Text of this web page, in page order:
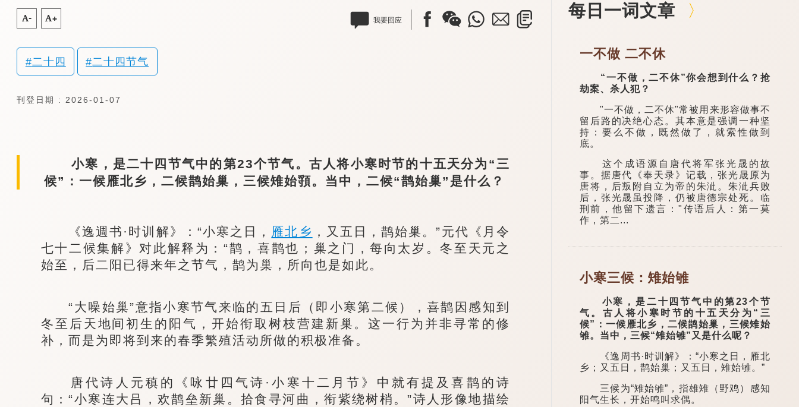
A- A+ 我要回应
二十四 二十四节气
刊登日期 : 2026-01-07
小寒，是二十四节气中的第23个节气。古人将小寒时节的十五天分为“三
候”：一候雁北乡，二候鹊始巢，三候雉始頱。当中，二候“鹊始巢”是什么？
《逸週书·时训解》：“小寒之日， 雁北乡 ，又五日，鹊始巢。”元代《月令
七十二候集解》对此解释为：“鹊，喜鹊也；巢之门，每向太岁。冬至天元之
始至，后二阳已得来年之节气，鹊为巢，所向也是如此。
“大噪始巢”意指小寒节气来临的五日后（即小寒第二候），喜鹊因感知到
冬至后天地间初生的阳气，开始衔取树枝营建新巢。这一行为并非寻常的修
补，而是为即将到来的春季繁殖活动所做的积极准备。
唐代诗人元稹的《咏廿四气诗·小寒十二月节》中就有提及喜鹊的诗
句：“小寒连大吕，欢鹊垒新巢。拾食寻河曲，衔紫绕树梢。”诗人形像地描绘
每日一词文章
一不做 二不休
“一不做，二不休”你会想到什么？抢
劫案、杀人犯？
"一不做，二不休"常被用来形容做事不
留后路的决绝心态。其本意是强调一种坚
持：要么不做，既然做了，就索性做到
底。
这个成语源自唐代将军张光晟的故
事。据唐代《奉天录》记载，张光晟原为
唐将，后叛附自立为帝的朱泚。朱泚兵败
后，张光晟虽投降，仍被唐德宗处死。临
刑前，他留下遗言："传语后人：第一莫
作，第二...
小寒三候：雉始雊
小寒，是二十四节气中的第23个节
气。古人将小寒时节的十五天分为“三
候”：一候雁北乡，二候鹊始巢，三候雉始
雊。当中，三候“雉始雊”又是什么呢？
《逸周书·时训解》：“小寒之日，雁北
乡；又五日，鹊始巢；又五日，雉始雊。”
三候为“雉始雊”，指雄雉（野鸡）感知
阳气生长，开始鸣叫求偶。